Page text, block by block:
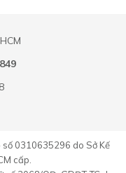
0310635296 do Sở Kế
cấp.